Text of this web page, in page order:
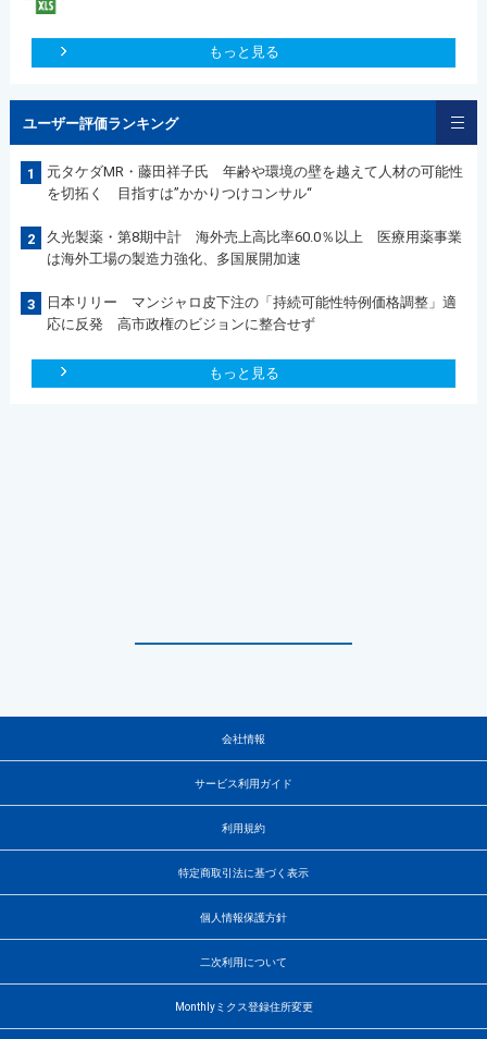
もっと見る
ユーザー評価ランキング
1
元タケダMR・藤田祥子氏 年齢や環境の壁を越えて人材の可能性
を切拓く 目指すは”かかりつけコンサル“
2
久光製薬・第8期中計 海外売上高比率60.0％以上 医療用薬事業
は海外工場の製造力強化、多国展開加速
3
日本リリー マンジャロ皮下注の「持続可能性特例価格調整」適
応に反発 高市政権のビジョンに整合せず
もっと見る
会社情報
サービス利用ガイド
利用規約
特定商取引法に基づく表示
個人情報保護方針
二次利用について
Monthlyミクス登録住所変更